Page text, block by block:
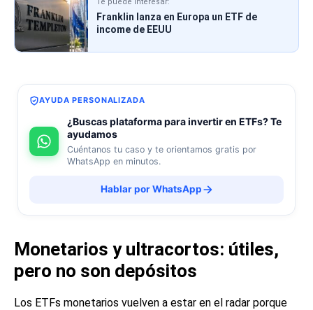
Te puede interesar:
Franklin lanza en Europa un ETF de
income de EEUU
AYUDA PERSONALIZADA
¿Buscas plataforma para invertir en ETFs? Te
ayudamos
Cuéntanos tu caso y te orientamos gratis por
WhatsApp en minutos.
Hablar por WhatsApp
Monetarios y ultracortos: útiles,
pero no son depósitos
Los ETFs monetarios vuelven a estar en el radar porque